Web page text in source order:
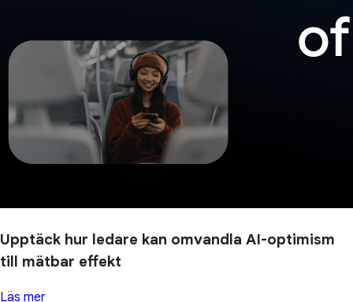
Upptäck hur ledare kan omvandla AI-optimism
till mätbar effekt
Läs mer